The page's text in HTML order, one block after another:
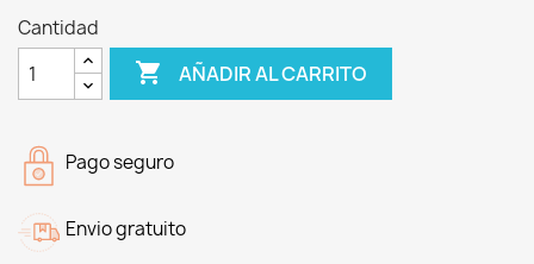
Cantidad
 AÑADIR AL CARRITO
Pago seguro
Envio gratuito